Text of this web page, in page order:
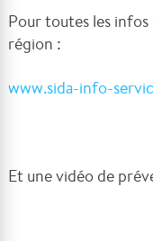
Pour toutes les infos
région :
www.sida-info-
Et une vidéo de